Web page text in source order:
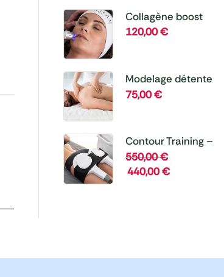
Collagène boost
120,00€
Modelage détente
60 mn
75,00€
Contour Training –
Cure 8 séances
550,00€
440,00€